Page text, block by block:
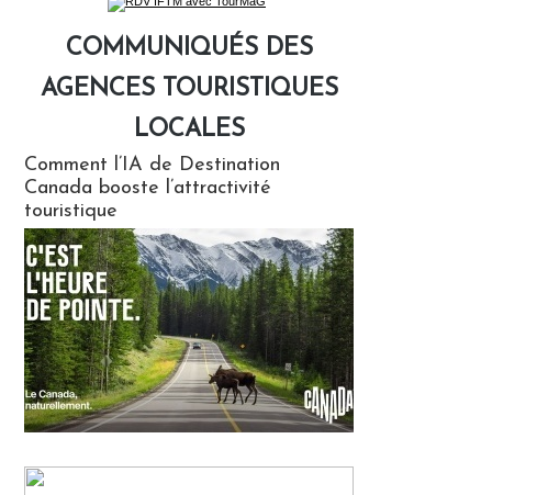
COMMUNIQUÉS DES
AGENCES TOURISTIQUES
LOCALES
Comment l’IA de Destination
Canada booste l’attractivité
touristique